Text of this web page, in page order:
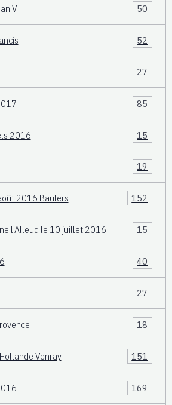
V. 50
52
27
85
2016 15
19
2016 Baulers 152
l'Alleud le 10 juillet 2016 15
40
27
18
Venray 151
169